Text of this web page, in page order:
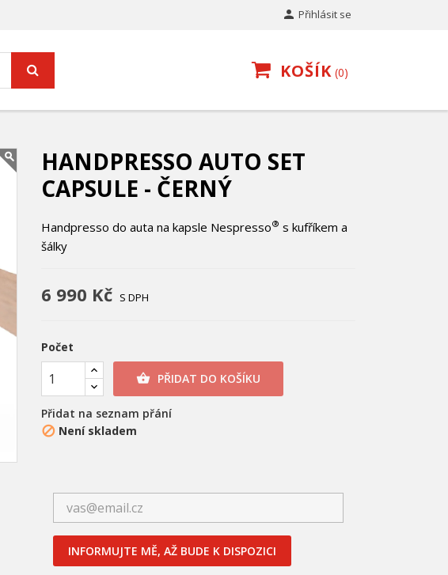
 Přihlásit se
KOŠÍK 0
HANDPRESSO AUTO SET
CAPSULE - ČERNÝ
Handpresso do auta na kapsle Nespresso® s kufříkem a
šálky
6 990 Kč S DPH
Počet
 PŘIDAT DO KOŠÍKU
Přidat na seznam přání
 Není skladem
INFORMUJTE MĚ, AŽ BUDE K DISPOZICI